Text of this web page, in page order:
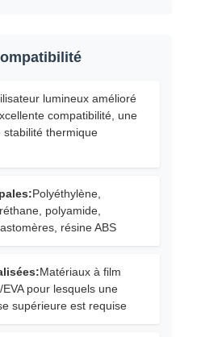
lumineux amélioré
compatibilité, une
stabilité thermique
Polyéthylène,
polyamide,
résine ABS
Matériaux à film
pour lesquels une
supérieure est requise